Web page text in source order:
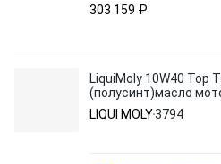
303 159 ₽
LiquiMoly 10W40 Top
(полусинт)масло
M3477/3271-1
LIQUI MOLY3794